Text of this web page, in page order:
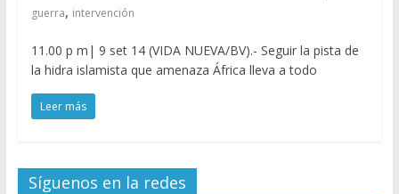
guerra, intervención
11.00 p m| 9 set 14 (VIDA NUEVA/BV).- Seguir la pista de
la hidra islamista que amenaza África lleva a todo
Leer más
Síguenos en la redes